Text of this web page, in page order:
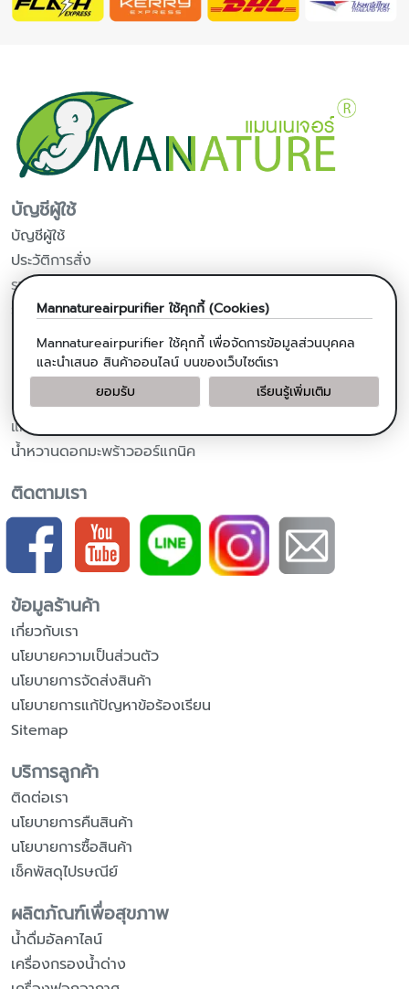
บัญชีผู้ใช้
บัญชีผู้ใช้
ประวัติการสั่ง
รายการโปรด
รับข่าวสารจากร้านค้า
ผลิตภัณฑ์จากมะพร้าว
น้ำมันมะพร้าวสกัดเย็น
น้ำมันมะพร้าวสำหรับปรุงอาหาร
แคปซูลน้ำมันมะพร้าวสกัดเย็น
น้ำหวานดอกมะพร้าวออร์แกนิค
ติดตามเรา
ข้อมูลร้านค้า
เกี่ยวกับเรา
นโยบายความเป็นส่วนตัว
นโยบายการจัดส่งสินค้า
นโยบายการแก้ปัญหาข้อร้องเรียน
Sitemap
บริการลูกค้า
ติดต่อเรา
นโยบายการคืนสินค้า
นโยบายการซื้อสินค้า
เช็คพัสดุไปรษณีย์
ผลิตภัณฑ์เพื่อสุขภาพ
น้ำดื่มอัลคาไลน์
เครื่องกรองน้ำด่าง
Mannatureairpurifier ใช้คุกกี้ (Cookies)
Mannatureairpurifier ใช้คุกกี้ เพื่อจัดการข้อมูลส่วนบุคคล
และนำเสนอ สินค้าออนไลน์ บนของเว็บไซต์เรา
ยอมรับ
เรียนรู้เพิ่มเติม